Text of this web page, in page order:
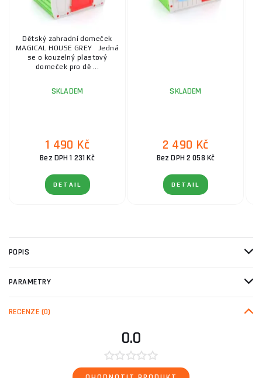
Dětský zahradní domeček
MAGICAL HOUSE GREY Jedná
se o kouzelný plastový
domeček pro dě ...
SKLADEM
1 490 Kč
Bez DPH 1 231 Kč
DETAIL
SKLADEM
2 490 Kč
Bez DPH 2 058 Kč
DETAIL
POPIS
PARAMETRY
RECENZE (0)
0.0